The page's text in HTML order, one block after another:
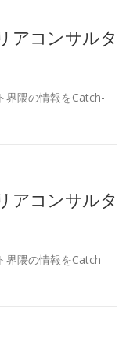
アコンサルタ
界隈の情報をCatch-
アコンサルタ
界隈の情報をCatch-